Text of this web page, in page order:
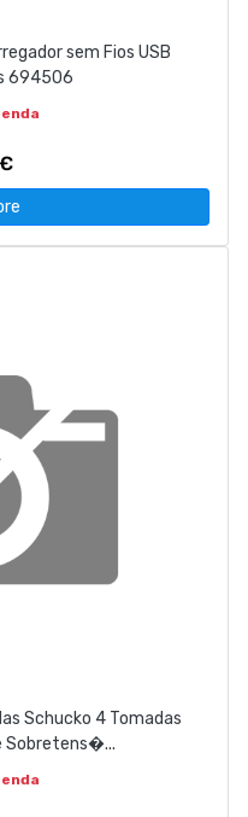
sem Fios USB
694506
Schucko 4 Tomadas
Sobretens�...